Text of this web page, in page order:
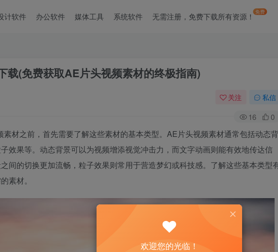
计软件 办公软件 媒体工具 系统软件 无需注册，免费下载所有资源！免费
载(免费获取AE片头视频素材的终极指南)
关注 私信
16 0
材之前，首先需要了解这些素材的基本类型。AE片头视频素材通常包括动态背
效果等。动态背景可以为视频增添视觉冲击力，而文字动画则能有效地传达信
间的切换更加流畅，粒子效果则常用于营造梦幻或科技感。了解这些基本类型
素材。
欢迎您的光临！